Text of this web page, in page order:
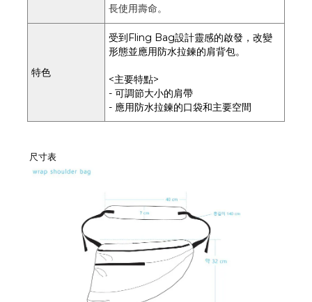
長使用壽命。
特色
受到Fling Bag設計靈感的啟發，改變
形態並應用防水拉鍊的肩背包。
<主要特點>
- 可調節大小的肩帶
- 應用防水拉鍊的口袋和主要空間
尺寸表